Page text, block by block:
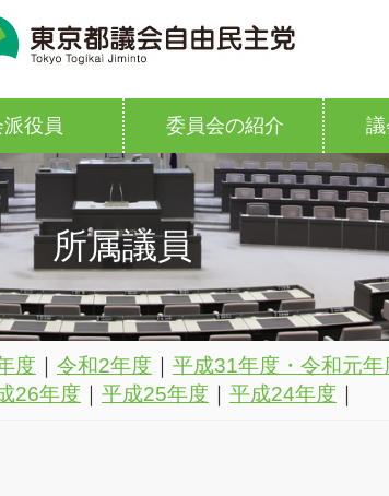
派役員 委員会の紹介
所属議員
度 令和2年度 平成31年度・令和元年
26年度 平成25年度 平成24年度